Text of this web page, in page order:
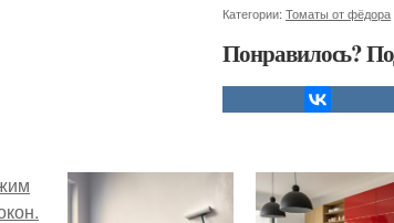
Категории: Томаты от фёдора
Понравилось?